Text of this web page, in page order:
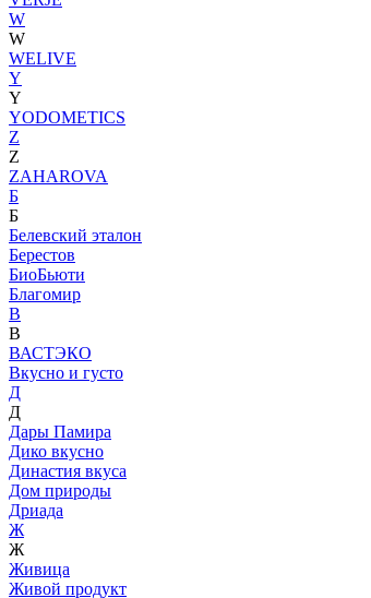
W
W
WELIVE
Y
Y
YODOMETICS
Z
Z
ZAHAROVA
Б
Б
Белевский эталон
Берестов
БиоБьюти
Благомир
В
В
ВАСТЭКО
Вкусно и густо
Д
Д
Дары Памира
Дико вкусно
Династия вкуса
Дом природы
Дриада
Ж
Ж
Живица
Живой продукт